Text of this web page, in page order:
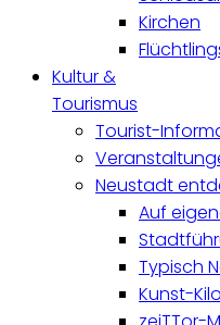
Kirchen
Kultur &
Tourismus
Tourist-
Neustadt
Auf
Typisch
Kunst-